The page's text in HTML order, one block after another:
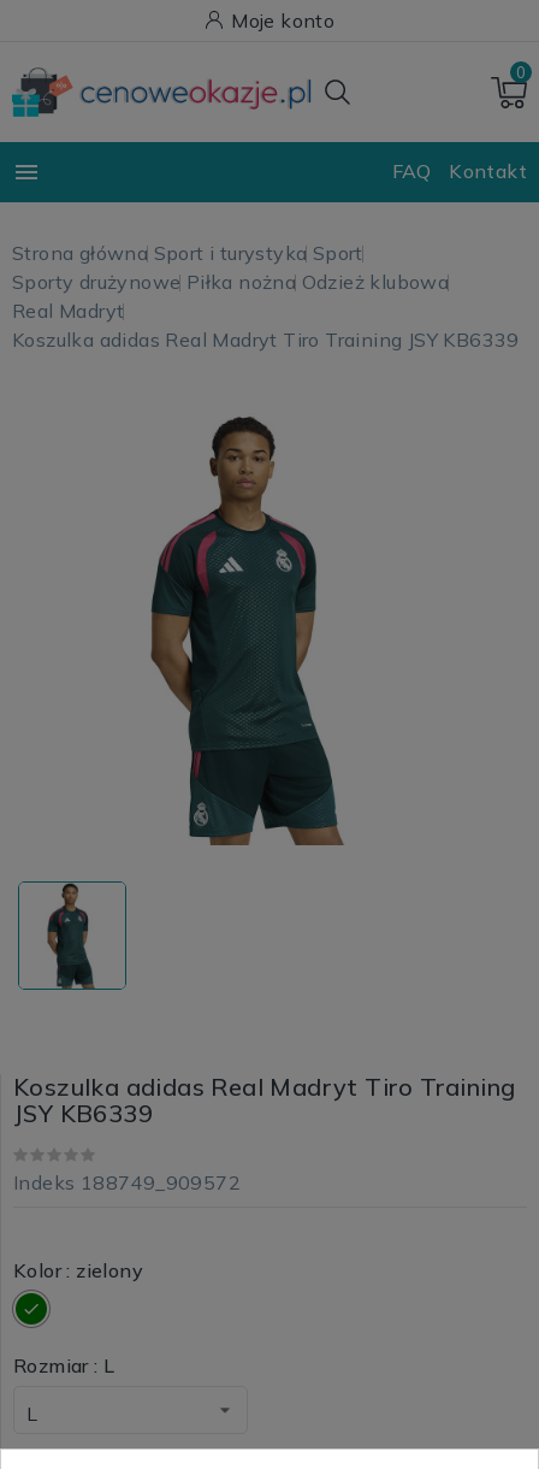
Moje konto
0
 FAQ Kontakt
Strona główna Sport i turystyka Sport
Sporty drużynowe Piłka nożna Odzież klubowa
Real Madryt
Koszulka adidas Real Madryt Tiro Training JSY KB6339
Koszulka adidas Real Madryt Tiro Training
JSY KB6339
Indeks 188749_909572
Kolor : zielony
zielony
Rozmiar : L